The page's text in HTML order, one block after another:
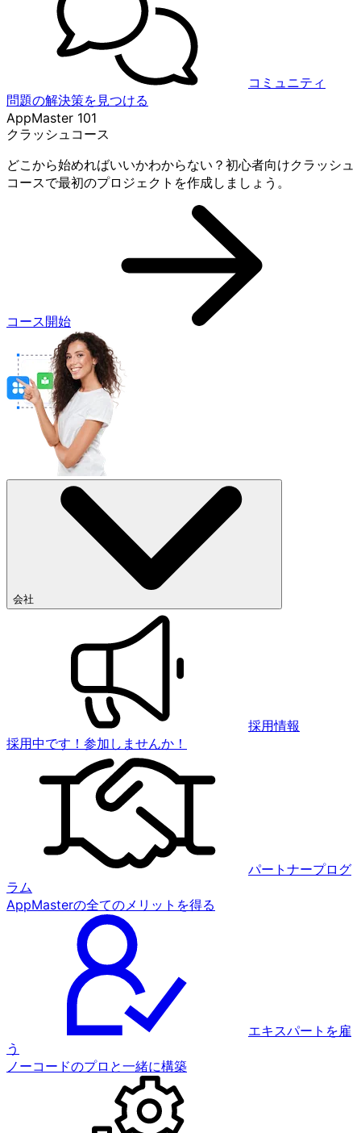
コミュニティ
問題の解決策を見つける
AppMaster 101
クラッシュコース
どこから始めればいいかわからない？初心者向けクラッシュ
コースで最初のプロジェクトを作成しましょう。
コース開始
会社
採用情報
採用中です！参加しませんか！
パートナープログ
ラム
AppMasterの全てのメリットを得る
エキスパートを雇
う
ノーコードのプロと一緒に構築